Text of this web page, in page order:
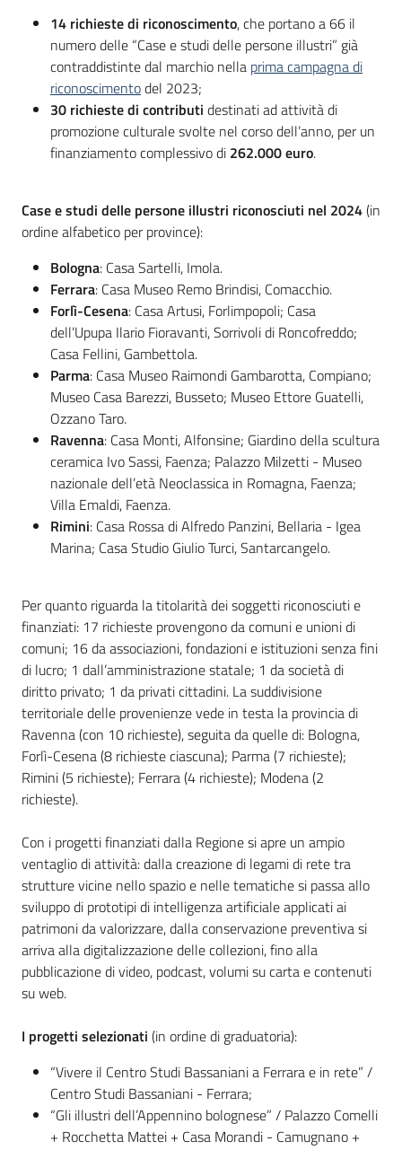
14 richieste di riconoscimento, che portano a 66 il
numero delle “Case e studi delle persone illustri” già
contraddistinte dal marchio nella prima campagna di
riconoscimentodel 2023;
30 richieste di contributi destinati ad attività di
promozione culturale svolte nel corso dell’anno, per un
finanziamento complessivo di 262.000 euro.
Case e studi delle persone illustri riconosciuti nel 2024(in
ordine alfabetico per province):
Bologna: Casa Sartelli, Imola.
Ferrara: Casa Museo Remo Brindisi, Comacchio.
Forlì-Cesena: Casa Artusi, Forlimpopoli; Casa
dell’Upupa Ilario Fioravanti, Sorrivoli di Roncofreddo;
Casa Fellini, Gambettola.
Parma: Casa Museo Raimondi Gambarotta, Compiano;
Museo Casa Barezzi, Busseto; Museo Ettore Guatelli,
Ozzano Taro.
Ravenna: Casa Monti, Alfonsine; Giardino della scultura
ceramica Ivo Sassi, Faenza; Palazzo Milzetti - Museo
nazionale dell’età Neoclassica in Romagna, Faenza;
Villa Emaldi, Faenza.
Rimini: Casa Rossa di Alfredo Panzini, Bellaria - Igea
Marina; Casa Studio Giulio Turci, Santarcangelo.
Per quanto riguarda la titolarità dei soggetti riconosciuti e
finanziati: 17 richieste provengono da comuni e unioni di
comuni; 16 da associazioni, fondazioni e istituzioni senza fini
di lucro; 1 dall’amministrazione statale; 1 da società di
diritto privato; 1 da privati cittadini. La suddivisione
territoriale delle provenienze vede in testa la provincia di
Ravenna (con 10 richieste), seguita da quelle di: Bologna,
Forlì-Cesena (8 richieste ciascuna); Parma (7 richieste);
Rimini (5 richieste); Ferrara (4 richieste); Modena (2
richieste).
Con i progetti finanziati dalla Regione si apre un ampio
ventaglio di attività: dalla creazione di legami di rete tra
strutture vicine nello spazio e nelle tematiche si passa allo
sviluppo di prototipi di intelligenza artificiale applicati ai
patrimoni da valorizzare, dalla conservazione preventiva si
arriva alla digitalizzazione delle collezioni, fino alla
pubblicazione di video, podcast, volumi su carta e contenuti
su web.
I progetti selezionati (in ordine di graduatoria):
“Vivere il Centro Studi Bassaniani a Ferrara e in rete” /
Centro Studi Bassaniani - Ferrara;
“Gli illustri dell’Appennino bolognese” / Palazzo Comelli
+ Rocchetta Mattei + Casa Morandi - Camugnano +